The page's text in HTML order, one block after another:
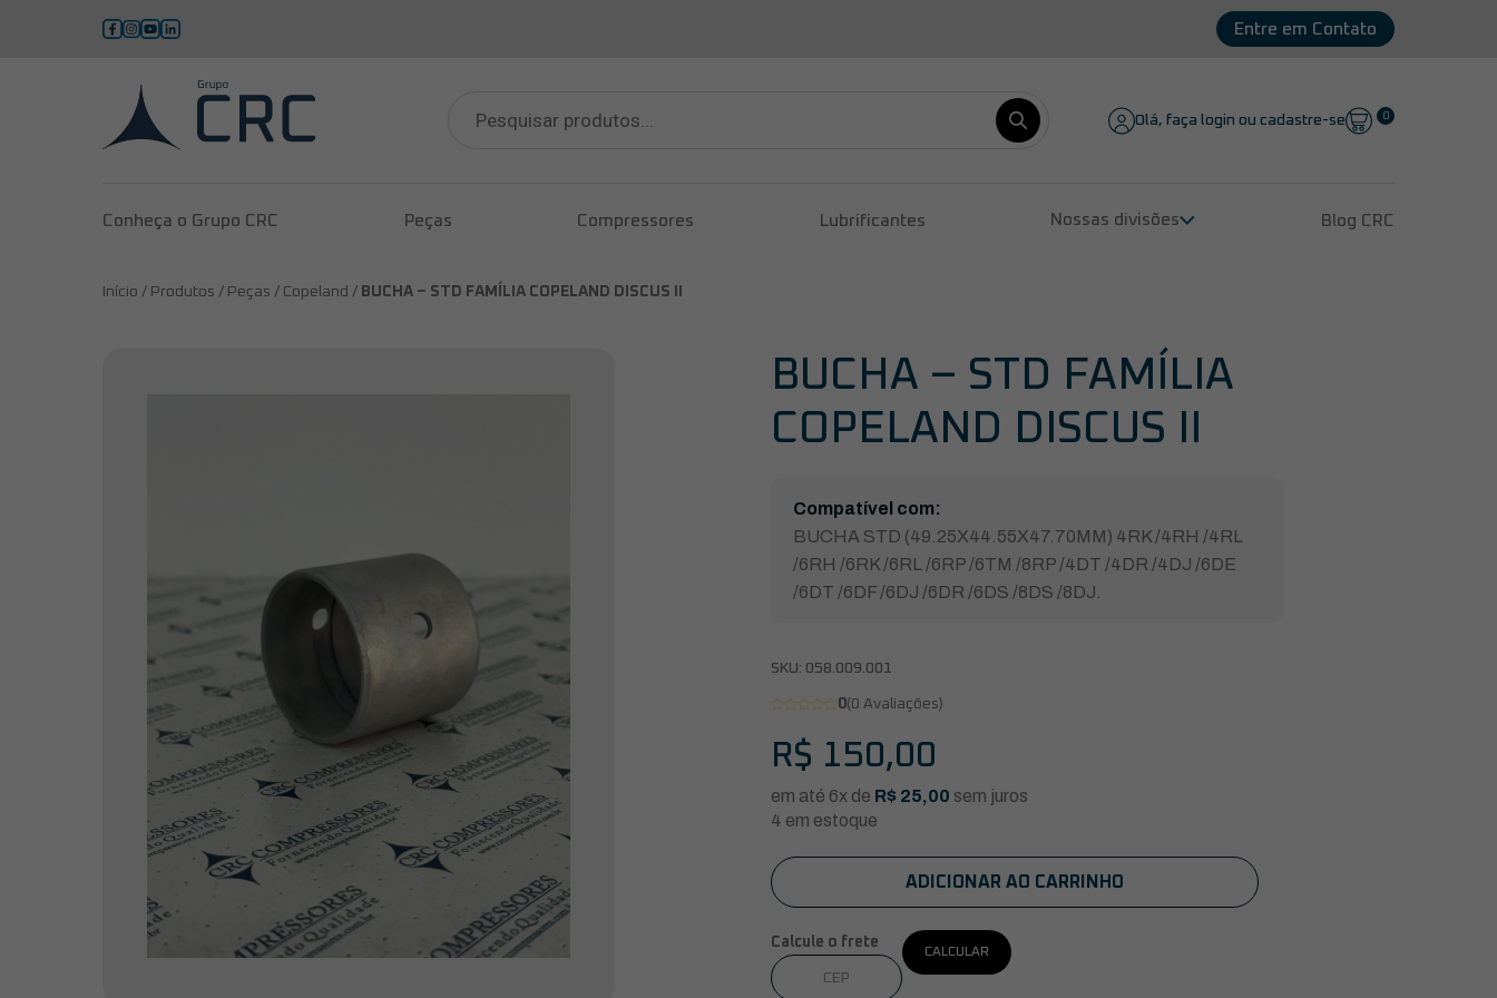
Entre em Contato
produtos
Olá, faça login ou cadastre-se 0
Conheça o Grupo CRC Peças Compressores Lubrificantes Nossas divisões Blog CRC
Início / Produtos / Peças / Copeland / BUCHA – STD FAMÍLIA COPELAND DISCUS II
BUCHA – STD FAMÍLIA
COPELAND DISCUS II
Compatível com:
BUCHA STD (49.25X44.55X47.70MM) 4RK /4RH /4RL
/6RH /6RK /6RL /6RP /6TM /8RP /4DT /4DR /4DJ /6DE
/6DT /6DF /6DJ /6DR /6DS /8DS /8DJ.
SKU: 058.009.001
0(0 Avaliações)
R$ 150,00
em até 6x de R$ 25,00 sem juros
4 em estoque
ADICIONAR AO CARRINHO
Calcule o frete
CALCULAR